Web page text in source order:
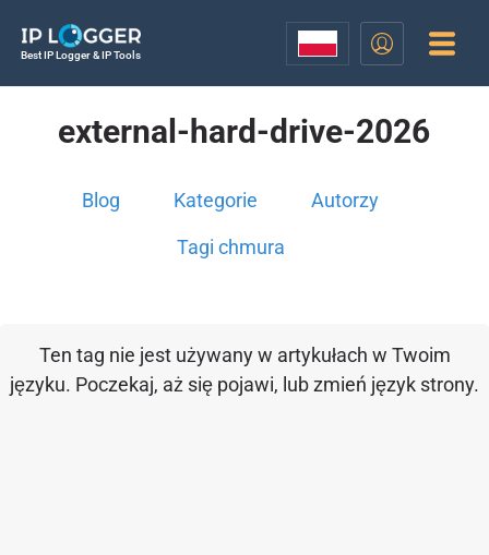
Best IP Logger & IP Tools
external-hard-drive-2026
Blog Kategorie Autorzy
Tagi chmura